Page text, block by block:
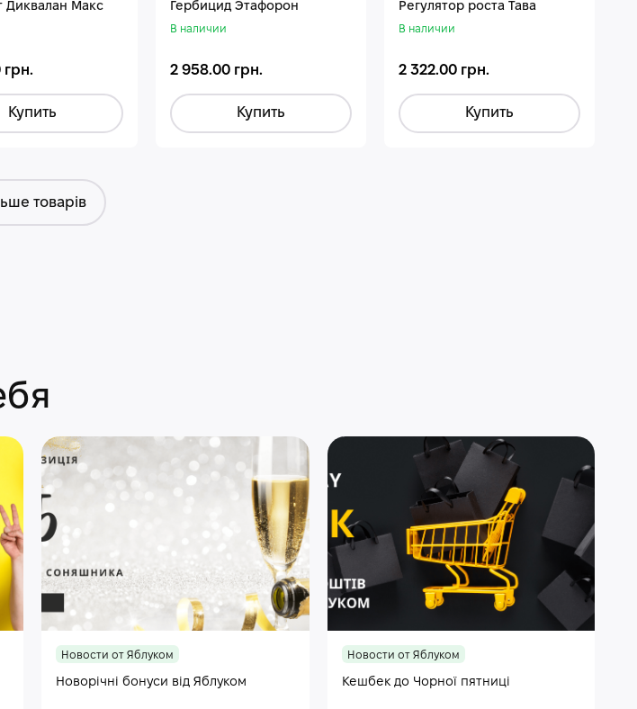
Диквалан Макс
грн.
Купить
Гербицид Этафорон
В наличии
2 958.00 грн.
Купить
Регулятор роста Тава
В наличии
2 322.00 грн.
Купить
товарів
Новости от Яблуком
Новорічні бонуси від Яблуком
Новости от Яблуком
Кешбек до Чорної пятниці